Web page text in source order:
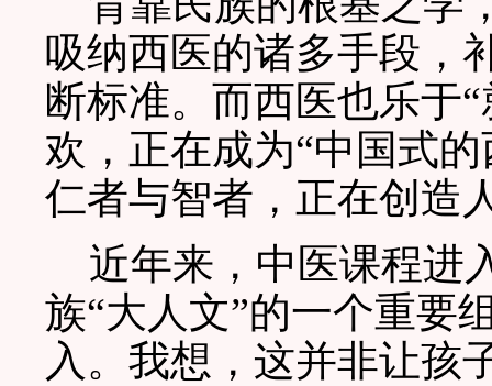
吸纳西医的诸多手段，
断标准。而西医也乐于
欢，正在成为“中国式
仁者与智者，正在创造
近年来，中医课程进
族“大人文”的一个重要
入。我想，这并非让孩